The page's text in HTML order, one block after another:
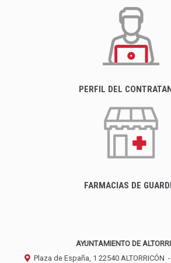
PERFIL DEL
FARMACIAS DE
AYUNTAMIENTO DE
Plaza de España, 1 22540 ALTORRICÓN